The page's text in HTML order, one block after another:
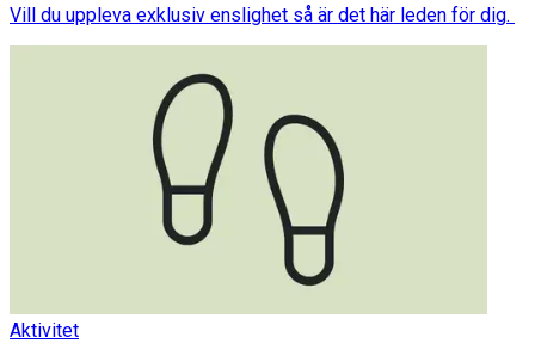
Vill du uppleva exklusiv enslighet så är det här leden för dig.
Aktivitet